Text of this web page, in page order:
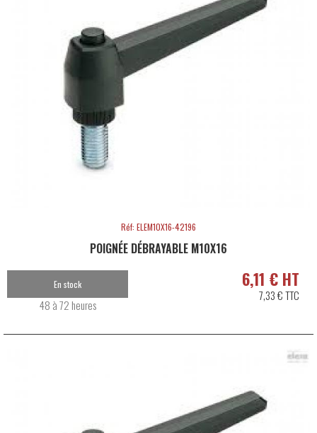
Réf: ELEM10X16-42196
POIGNÉE DÉBRAYABLE M10X16
6,11 € HT
7,33 € TTC
En stock
48 à 72 heures